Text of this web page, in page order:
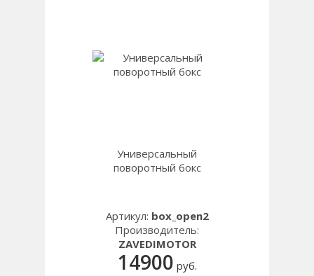
Универсальный
поворотный бокс
Артикул: box_open2
Производитель:
ZAVEDIMOTOR
14900 руб.